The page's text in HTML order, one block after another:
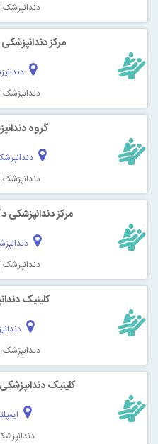
دندانپزشک
مرکز
دندانپزشک
گروه
دندانپزشک
مركز دندانپزشكی
دندانپزشک
کلینیک
دندانپزشک
کلینیک